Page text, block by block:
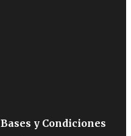
Bases y Condiciones